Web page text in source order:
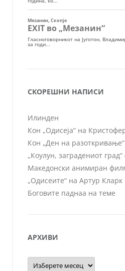
СКОРЕШНИ НАПИСИ
Илинден
Кон „Одисеја“ на
Кон „Ден на
„Коулун, заградениот
Македонски анимиран
„Одисеите“ на Артур Кларк
Боговите паднаа на теме
АРХИВИ
Архиви